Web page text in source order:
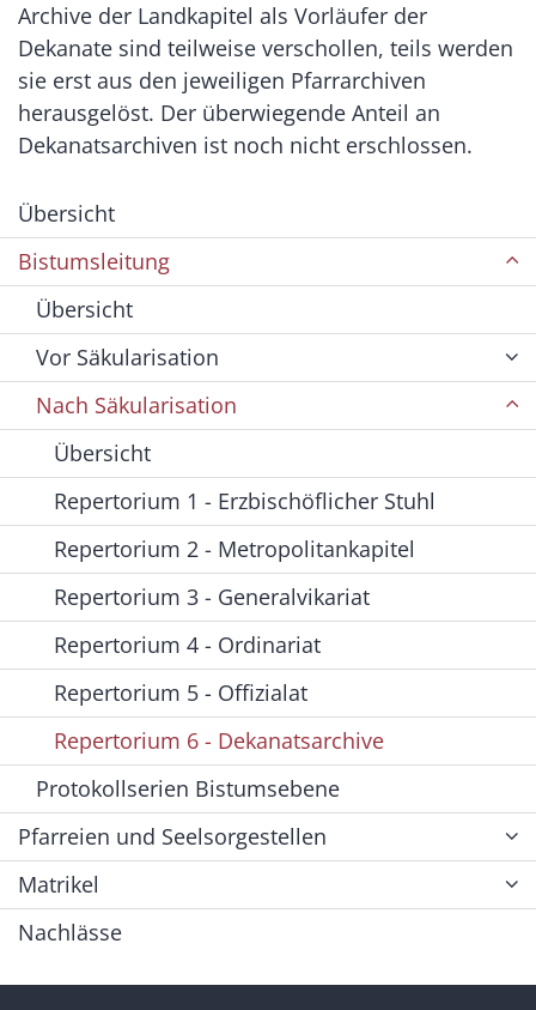
Archive der Landkapitel als Vorläufer der
Dekanate sind teilweise verschollen, teils werden
sie erst aus den jeweiligen Pfarrarchiven
herausgelöst. Der überwiegende Anteil an
Dekanatsarchiven ist noch nicht erschlossen.
Übersicht
Bistumsleitung
Übersicht
Vor Säkularisation
Nach Säkularisation
Übersicht
Repertorium 1 - Erzbischöflicher Stuhl
Repertorium 2 - Metropolitankapitel
Repertorium 3 - Generalvikariat
Repertorium 4 - Ordinariat
Repertorium 5 - Offizialat
Repertorium 6 - Dekanatsarchive
Protokollserien Bistumsebene
Pfarreien und Seelsorgestellen
Matrikel
Nachlässe